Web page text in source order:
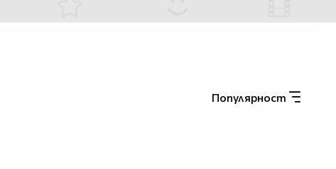
Популярност